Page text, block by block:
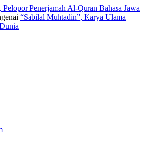
Penerjamah Al-Quran Bahasa Jawa
“Sabilal Muhtadin”, Karya Ulama